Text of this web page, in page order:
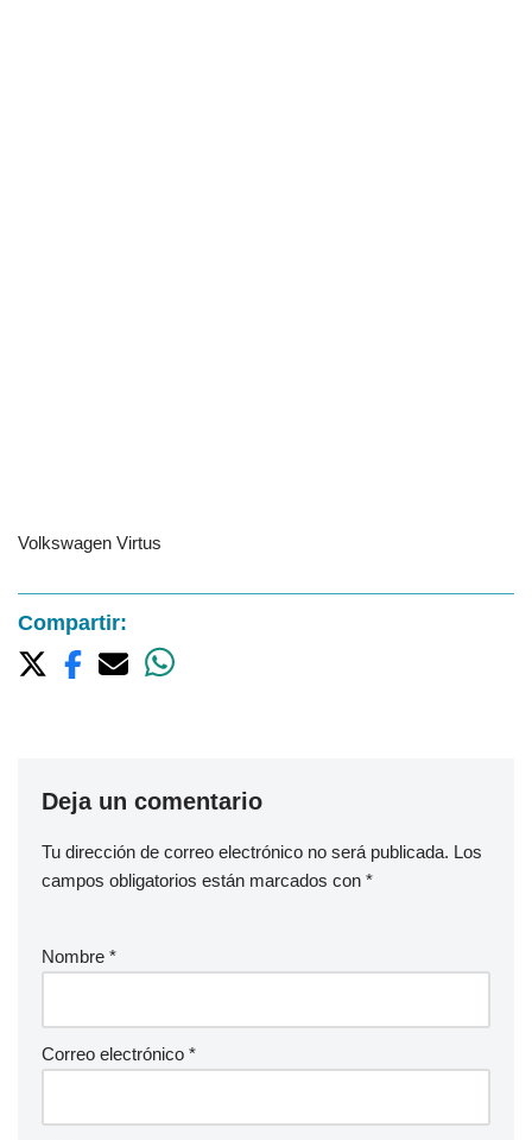
Volkswagen Virtus
Compartir:
Deja un comentario
Tu dirección de correo electrónico no será publicada. Los
campos obligatorios están marcados con *
Nombre *
Correo electrónico *